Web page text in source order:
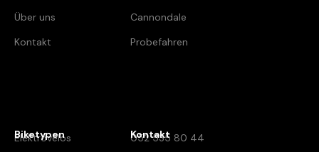
Über uns
Kontakt
Cannondale
Probefahren
Biketypen
Elektrovelos
Kontakt
052 535 80 44